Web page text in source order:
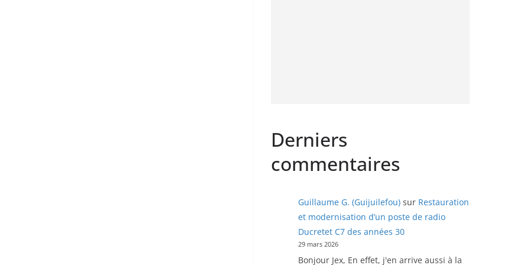
Derniers
commentaires
Guillaume G. (Guijuilefou)sur Restauration
et modernisation d’un poste de radio
Ducretet C7 des années 30
29 mars 2026
Bonjour Jex, En effet, j'en arrive aussi à la